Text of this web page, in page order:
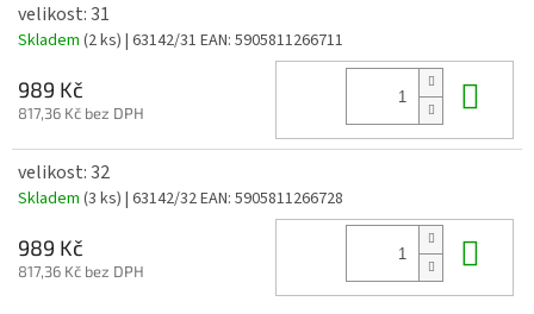
velikost: 31
Skladem (2 ks) | 63142/31 EAN: 5905811266711
989 Kč
817,36 Kč bez DPH
velikost: 32
Skladem (3 ks) | 63142/32EAN: 5905811266728
989 Kč
817,36 Kč bez DPH